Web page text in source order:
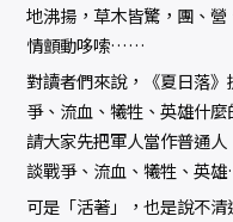
地沸揚，草木皆驚，團、
情顫動哆嗦……
對讀者們來說，《夏日落
爭、流血、犧牲、英雄什麼
請大家先把軍人當作普通
談戰爭、流血、犧牲、英
可是「活著」，也是說不清